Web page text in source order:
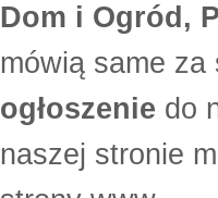
Dom i Ogród,
mówią same
ogłoszenie do
naszej stronie